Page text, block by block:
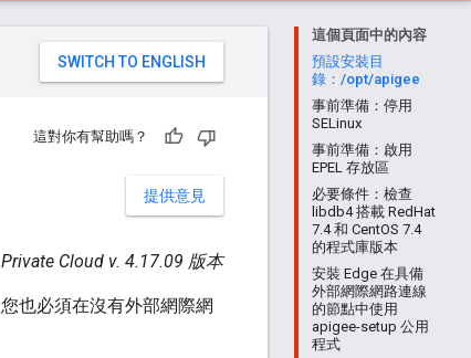
這個頁面中的內容
預設安裝目
錄：/opt/apigee
事前準備：停用
SELinux
事前準備：啟用
EPEL 存放區
必要條件：檢查
libdb4 搭載 RedHat
7.4 和 CentOS 7.4
的程式庫版本
安裝 Edge 在具備
外部網際網路連線
的節點中使用
apigee-setup 公用
程式
這對你有幫助嗎？
提供意見
Private Cloud v. 4.17.09 版本
也必須在沒有外部網際網